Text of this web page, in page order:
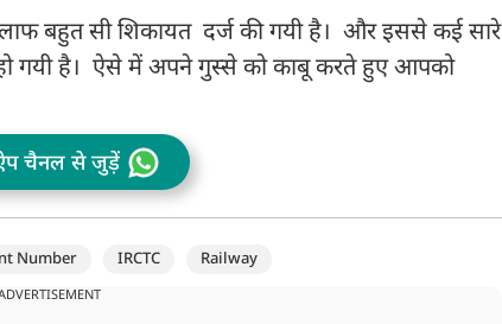
बहुत सी शिकायत दर्ज की गयी है। और इससे कई सारे
गयी है। ऐसे में अपने गुस्से को काबू करते हुए आपको
चैनल से जुड़ें
Number IRCTC Railway